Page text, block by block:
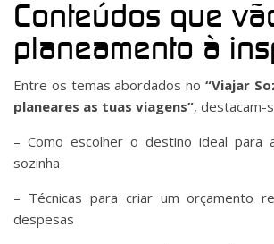
Conteúdos que
planeamento à
Entre os temas abordados no “Viajar
planeares as tuas viagens”, destacam-
– Como escolher o destino ideal para
sozinha
– Técnicas para criar um orçamento
despesas